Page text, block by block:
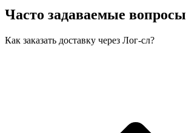
Часто задаваемые вопросы
Как заказать доставку через Лог-сл?